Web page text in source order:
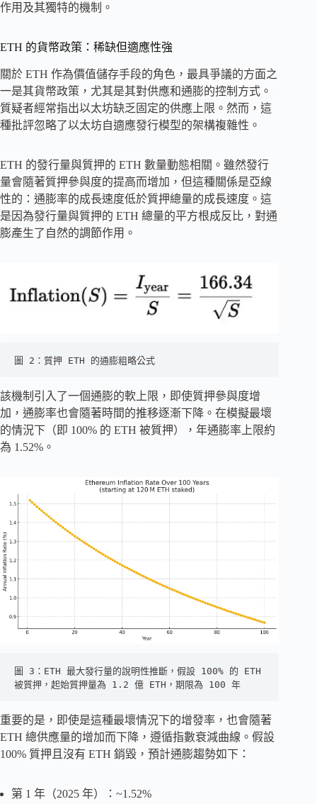
作用及其獨特的機制。
ETH 的貨幣政策：稀缺但適應性強
關於 ETH 作為價值儲存手段的角色，最具爭議的方面之
一是其貨幣政策，尤其是其對供應和通膨的控制方式。
質疑者經常指出以太坊缺乏固定的供應上限。然而，這
種批評忽略了以太坊自適應發行模型的架構複雜性。
ETH 的發行量與質押的 ETH 數量動態相關。雖然發行
量會隨著質押參與度的提高而增加，但這種關係是亞線
性的：通膨率的成長速度低於質押總量的成長速度。這
是因為發行量與質押的 ETH 總量的平方根成反比，對通
膨產生了自然的調節作用。
圖 2：質押 ETH 的通膨粗略公式
該機制引入了一個通膨的軟上限，即使質押參與度增
加，通膨率也會隨著時間的推移逐漸下降。在模擬最壞
的情況下（即 100% 的 ETH 被質押），年通膨率上限約
為 1.52%。
圖 3：ETH 最大發行量的說明性推斷，假設 100% 的 ETH
被質押，起始質押量為 1.2 億 ETH，期限為 100 年
重要的是，即使是這種最壞情況下的增發率，也會隨著
ETH 總供應量的增加而下降，遵循指數衰減曲線。假設
100% 質押且沒有 ETH 銷毀，預計通膨趨勢如下：
第 1 年（2025 年）：~1.52%